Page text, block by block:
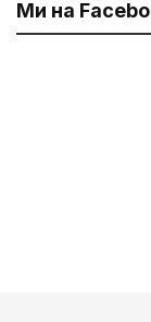
Ми на